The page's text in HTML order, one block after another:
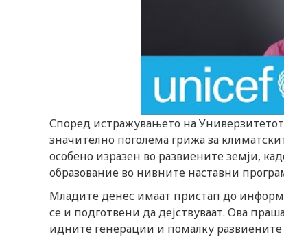
Според истражувањето на
значително поголема грижа за
особено изразен во развиените земји,
образование во нивните наставни
Младите денес имаат пристап до
се и подготвени да дејствуваат. Ова
идните генерации и помалку